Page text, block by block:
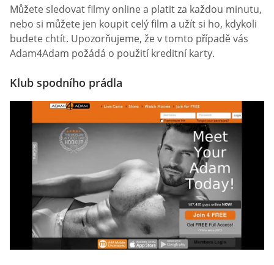
Můžete sledovat filmy online a platit za každou minutu,
nebo si můžete jen koupit celý film a užít si ho, kdykoli
budete chtít. Upozorňujeme, že v tomto případě vás
Adam4Adam požádá o použití kreditní karty.
Klub spodního prádla